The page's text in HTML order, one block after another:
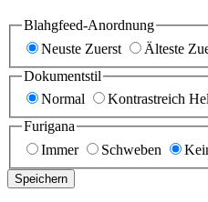
Blahgfeed-Anordnung
Neuste Zuerst
Älteste
Dokumentstil
Normal
Kontrastreich
Furigana
Immer
Schweben
Speichern